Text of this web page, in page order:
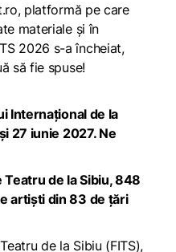
, platformă pe care
materiale şi în
2026 s-a încheiat,
să fie spuse!
Internațional de la
27 iunie 2027. Ne
de la Sibiu, 848
artiști din 83 de țări
de la Sibiu (FITS),